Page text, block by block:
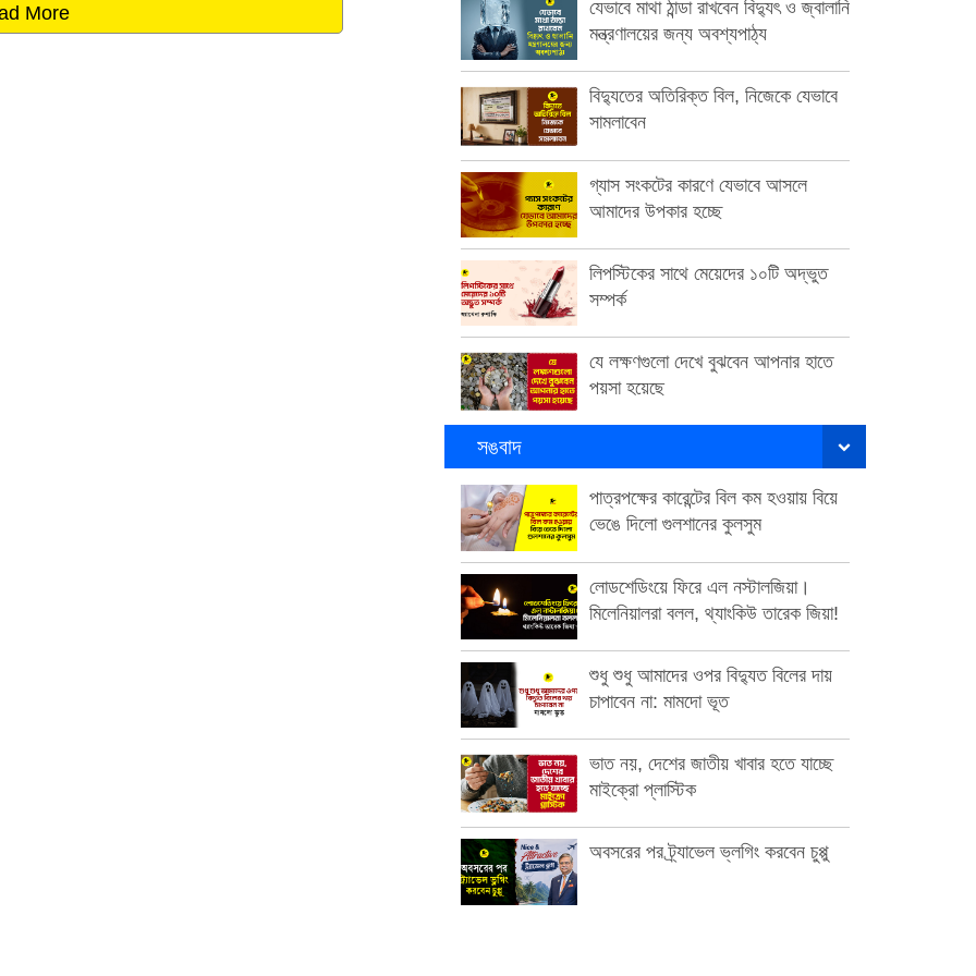
More
যেভাবে মাথা ঠান্ডা রাখবেন বিদ্যুৎ ও জ্বালানি
মন্ত্রণালয়ের জন্য অবশ্যপাঠ্য
বিদ্যুতের অতিরিক্ত বিল, নিজেকে যেভাবে
সামলাবেন
গ্যাস সংকটের কারণে যেভাবে আসলে
আমাদের উপকার হচ্ছে
লিপস্টিকের সাথে মেয়েদের ১০টি অদ্ভুত
সম্পর্ক
যে লক্ষণগুলো দেখে বুঝবেন আপনার হাতে
পয়সা হয়েছে
সঙবাদ
পাত্রপক্ষের কারেন্টের বিল কম হওয়ায় বিয়ে
ভেঙে দিলো গুলশানের কুলসুম
লোডশেডিংয়ে ফিরে এল নস্টালজিয়া।
মিলেনিয়ালরা বলল, থ্যাংকিউ তারেক জিয়া!
শুধু শুধু আমাদের ওপর বিদ্যুত বিলের দায়
চাপাবেন না: মামদো ভূত
ভাত নয়, দেশের জাতীয় খাবার হতে যাচ্ছে
মাইক্রো প্লাস্টিক
অবসরের পর ট্র্যাভেল ভ্লগিং করবেন চুপ্পু